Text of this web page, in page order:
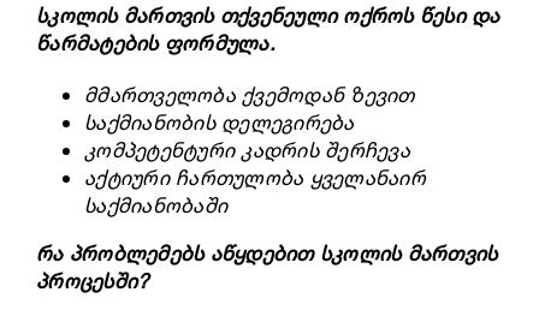
სკოლის მართვის თქვენეული ოქროს წესი და
წარმატების ფორმულა.
მმართველობა ქვემოდან ზევით
საქმიანობის დელეგირება
კომპეტენტური კადრის შერჩევა
აქტიური ჩართულობა ყველანაირ
საქმიანობაში
რა პრობლემებს აწყდებით სკოლის მართვის
პროცესში?